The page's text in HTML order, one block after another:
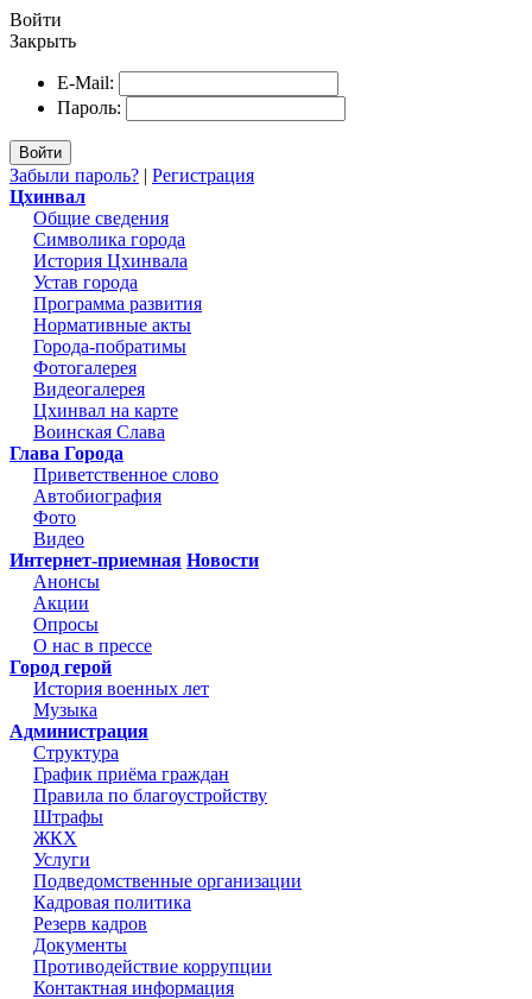
Войти
Закрыть
E-Mail:
Пароль:
Войти
Забыли пароль? | Регистрация
Цхинвал
Общие сведения
Символика города
История Цхинвала
Устав города
Программа развития
Нормативные акты
Города-побратимы
Фотогалерея
Видеогалерея
Цхинвал на карте
Воинская Слава
Глава Города
Приветственное слово
Автобиография
Фото
Видео
Интернет-приемная Новости
Анонсы
Акции
Опросы
О нас в прессе
Город герой
История военных лет
Музыка
Администрация
Структура
График приёма граждан
Правила по благоустройству
Штрафы
ЖКХ
Услуги
Подведомственные организации
Кадровая политика
Резерв кадров
Документы
Противодействие коррупции
Контактная информация